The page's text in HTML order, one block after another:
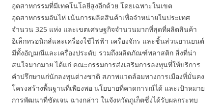
อุตสาหกรรมที่มีเทคโนโลยีสูงอีกด้วย โดยเฉพาะในเขต
อุตสาหกรรมอันไห่ เน้นการผลิตสินค้าเพื่อจำหน่ายในประเทศ
จำนวน 325 แห่ง และเขตเศรษฐกิจจำนวนมากที่สุดที่ผลิตสินค้า
อิเล็กทรอนิกส์และเครื่องใช้ไฟฟ้า เครื่องจักร และชิ้นส่วนยานยนต์
มีทั้งอัญมณีและเครื่องประดับ รวมถึงผลิตภัณฑ์พลาสติก สิ่งที่น่า
สนใจมากมาย ได้แก่ คณะกรรมการส่งเสริมการลงทุนที่ให้บริการ
คำปรึกษาแก่นักลงทุนต่างชาติ สภาพแวดล้อมทางการเมืองที่มั่นคง
โครงสร้างพื้นฐานที่เพียงพอ นโยบายที่คาดการณ์ได้ และเป้าหมาย
การพัฒนาที่ชัดเจน ฉางกล่าว ในจังหวัดภูเก็ตซึ่งได้รับผลกระทบ